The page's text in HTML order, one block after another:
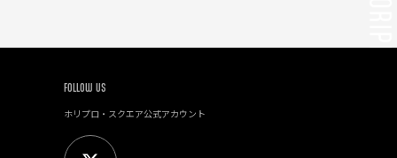
FOLLOW US
ホリプロ・スクエア公式アカウント